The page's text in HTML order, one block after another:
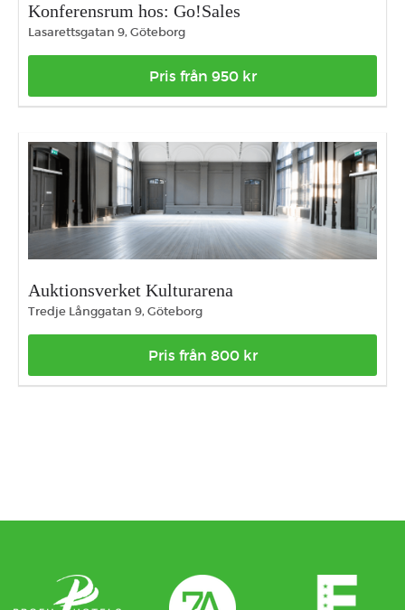
Konferensrum hos: Go!Sales
Lasarettsgatan 9, Göteborg
Pris från 950 kr
Auktionsverket Kulturarena
Tredje Långgatan 9, Göteborg
Pris från 800 kr